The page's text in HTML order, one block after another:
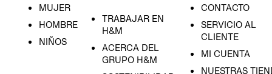
MUJER
HOMBRE
NIÑOS
TRABAJAR EN
H&M
ACERCA DEL
GRUPO H&M
CONTACTO
SERVICIO AL
CLIENTE
MI CUENTA
NUESTRAS